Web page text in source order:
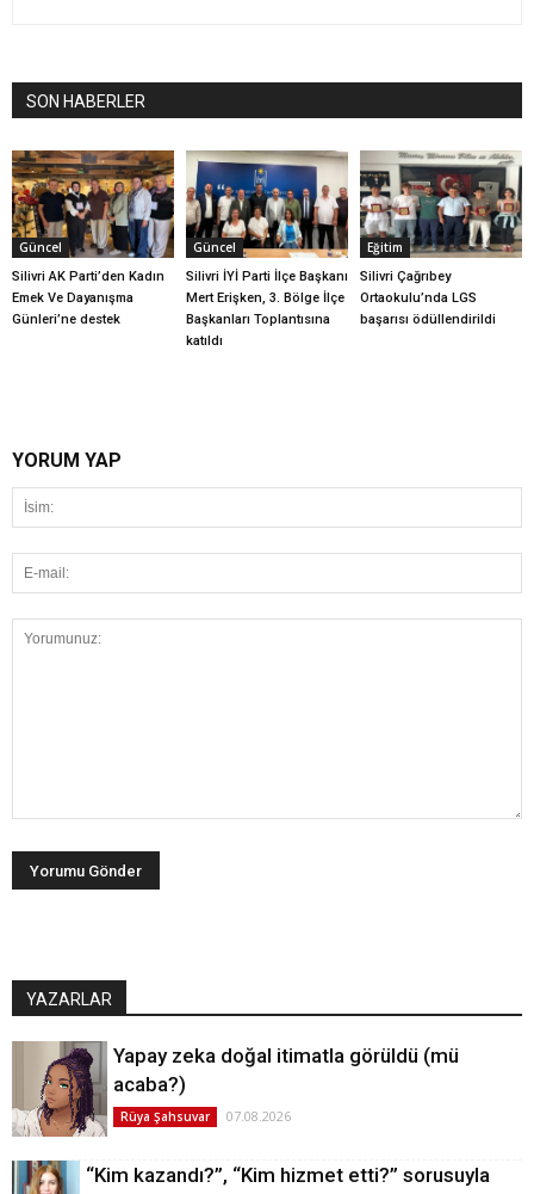
SON HABERLER
Güncel
Silivri AK Parti’den Kadın
Emek Ve Dayanışma
Günleri’ne destek
Güncel
Silivri İYİ Parti İlçe Başkanı
Mert Erişken, 3. Bölge İlçe
Başkanları Toplantısına
katıldı
Eğitim
Silivri Çağrıbey
Ortaokulu’nda LGS
başarısı ödüllendirildi
YORUM YAP
YAZARLAR
Yapay zeka doğal itimatla görüldü (mü
acaba?)
Rüya Şahsuvar 07.08.2026
“Kim kazandı?”, “Kim hizmet etti?” sorusuyla